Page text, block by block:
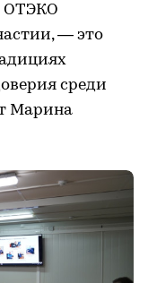
ОТЭКО
— это
среди
Марина